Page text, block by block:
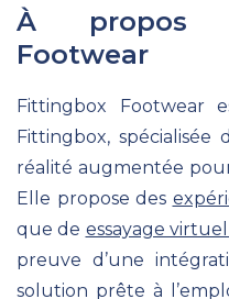
À propos
Footwear
Fittingbox Footwear
Fittingbox,
réalité augmentée
Elle propose des
que de essayage
preuve d’une
solution prête à